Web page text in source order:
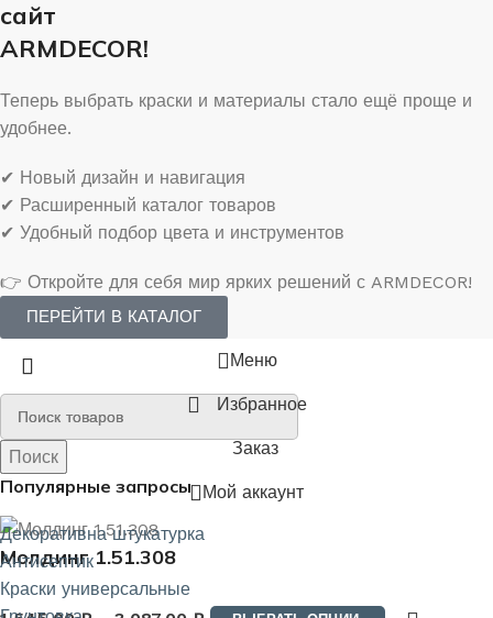
сайт
ARMDECOR!
Теперь выбрать краски и материалы стало ещё проще и
удобнее.
✔ Новый дизайн и навигация
✔ Расширенный каталог товаров
✔ Удобный подбор цвета и инструментов
👉 Откройте для себя мир ярких решений с ARMDECOR!
ПЕРЕЙТИ В КАТАЛОГ
Поиск
Популярные запросы
Декоративна штукатурка
Антисептик
Краски универсальные
Поиск
Меню
Избранное
Заказ
Мой аккаунт
Молдинг 1.51.308